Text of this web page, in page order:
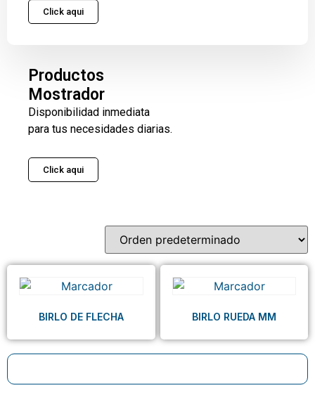
Click aqui
Productos
Mostrador
Disponibilidad inmediata
para tus necesidades diarias.
Click aqui
BIRLO DE FLECHA BIRLO RUEDA MM